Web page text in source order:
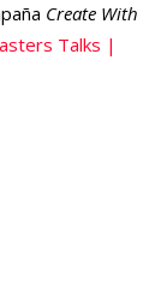
Create With
Talks |